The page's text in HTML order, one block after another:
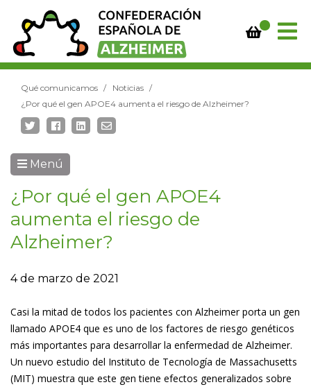
Qué comunicamos
Noticias
¿Por qué el gen APOE4 aumenta el riesgo de Alzheimer?
Menú
¿Por qué el gen APOE4
aumenta el riesgo de
Alzheimer?
4 de marzo de 2021
Casi la mitad de todos los pacientes con Alzheimer porta un gen
llamado APOE4 que es uno de los factores de riesgo genéticos
más importantes para desarrollar la enfermedad de Alzheimer.
Un nuevo estudio del Instituto de Tecnología de Massachusetts
(MIT) muestra que este gen tiene efectos generalizados sobre